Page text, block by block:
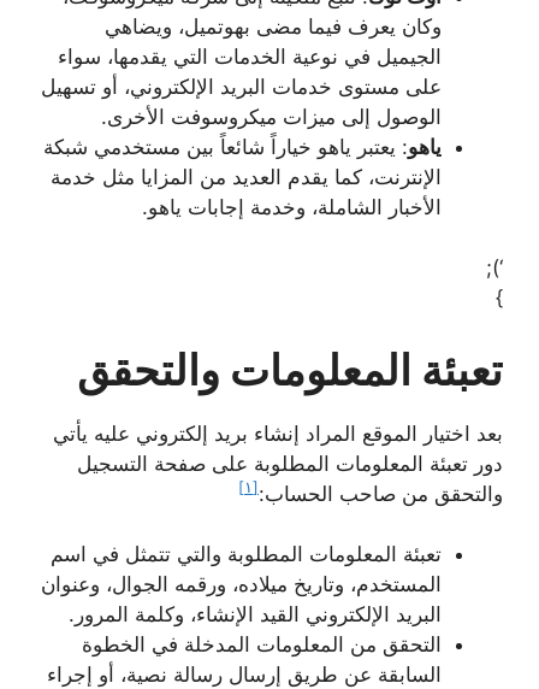
وكان يعرف فيما مضى بهوتميل، ويضاهي
الجيميل في نوعية الخدمات التي يقدمها، سواء
على مستوى خدمات البريد الإلكتروني، أو تسهيل
الوصول إلى ميزات ميكروسوفت الأخرى.
ياهو: يعتبر ياهو خياراً شائعاً بين مستخدمي شبكة
الإنترنت، كما يقدم العديد من المزايا مثل خدمة
الأخبار الشاملة، وخدمة إجابات ياهو.
‘);
}
تعبئة المعلومات والتحقق
بعد اختيار الموقع المراد إنشاء بريد إلكتروني عليه يأتي
دور تعبئة المعلومات المطلوبة على صفحة التسجيل
والتحقق من صاحب الحساب: [١]
تعبئة المعلومات المطلوبة والتي تتمثل في اسم
المستخدم، وتاريخ ميلاده، ورقمه الجوال، وعنوان
البريد الإلكتروني القيد الإنشاء، وكلمة المرور.
التحقق من المعلومات المدخلة في الخطوة
السابقة عن طريق إرسال رسالة نصية، أو إجراء